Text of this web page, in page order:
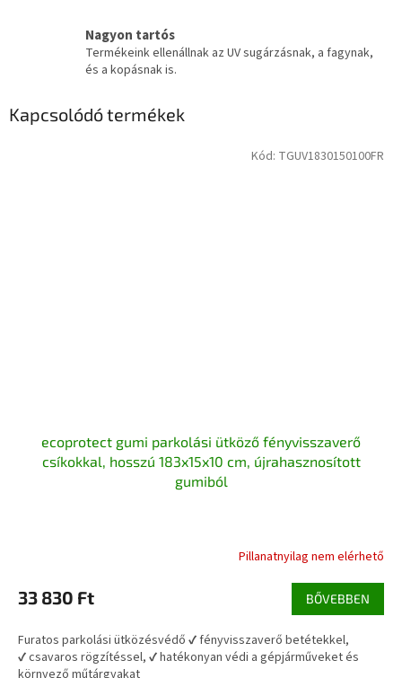
Nagyon tartós
Termékeink ellenállnak az UV sugárzásnak, a fagynak,
és a kopásnak is.
Kapcsolódó termékek
ecoprotect gumi parkolási ütköző fényvisszaverő
csíkokkal, hosszú 183x15x10 cm, újrahasznosított
gumiból
átlagos
értékelése
ből
4,5
Pillanatnyilag nem elérhető
33 830 Ft BŐVEBBEN
Furatos parkolási ütközésvédő ✔ fényvisszaverő betétekkel,
✔ csavaros rögzítéssel, ✔ hatékonyan védi a gépjárműveket és
Kód: TGUV1830150100FR